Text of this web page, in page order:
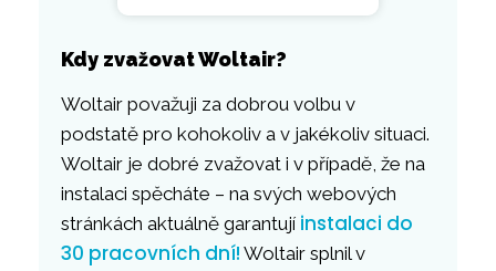
Kdy zvažovat Woltair?
Woltair považuji za dobrou volbu v
podstatě pro kohokoliv a v jakékoliv situaci.
Woltair je dobré zvažovat i v případě, že na
instalaci spěcháte – na svých webových
stránkách aktuálně garantují instalaci do
30 pracovních dní! Woltair splnil v